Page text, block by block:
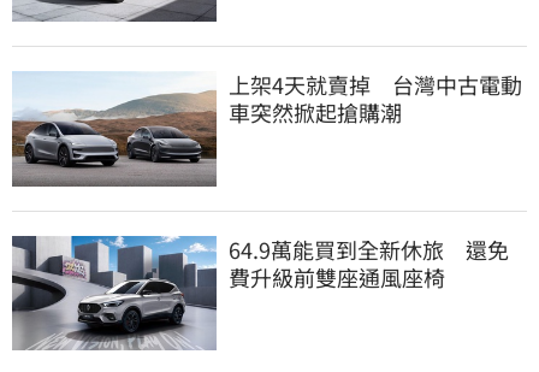
上架4天就賣掉 台灣中古電動
車突然掀起搶購潮
64.9萬能買到全新休旅 還免
費升級前雙座通風座椅